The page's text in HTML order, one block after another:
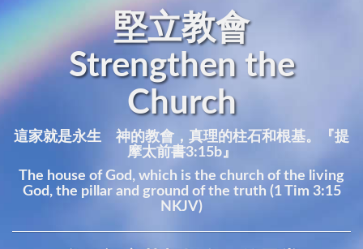
堅立教會
Strengthen the
Church
這家就是永生 神的教會，真理的柱石和根基。『提
摩太前書3:15b』
The house of God, which is the church of the living
God, the pillar and ground of the truth (1 Tim 3:15
NKJV)